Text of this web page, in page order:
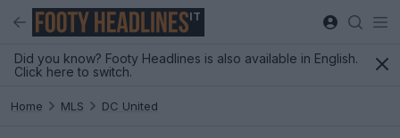
IT
Did you know? Footy Headlines is also available in English.
Click here to switch.
Home MLS DC United